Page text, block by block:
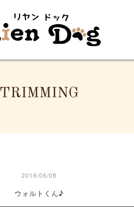
TRIMMING
2016/06/08
ウォルトくん♪